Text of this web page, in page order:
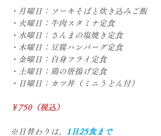
・月曜日：ソーキそばと炊き込みご飯
・火曜日：牛肉スタミナ定食
・水曜日：さんまの塩焼き定食
・木曜日：豆腐ハンバーグ定食
・金曜日：白身フライ定食
・土曜日：鶏の唐揚げ定食
・日曜日：カツ丼（ミニうどん付）
￥750（税込）
※日替わりは、
1日25食まで